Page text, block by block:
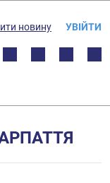
новину УВІЙТИ